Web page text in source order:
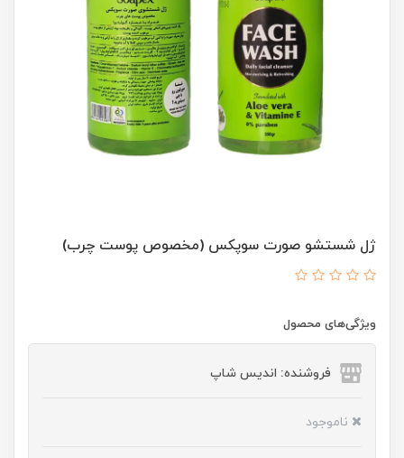
ژل شستشو صورت سوپکس (مخصوص پوست چرب)
ویژگی‌های محصول
فروشنده: اندیس شاپ
ناموجود